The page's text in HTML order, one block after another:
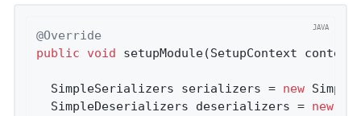
@Override
public
void setupModule(SetupContext
  SimpleSerializers serializers =
new
  SimpleDeserializers deserializers =
new